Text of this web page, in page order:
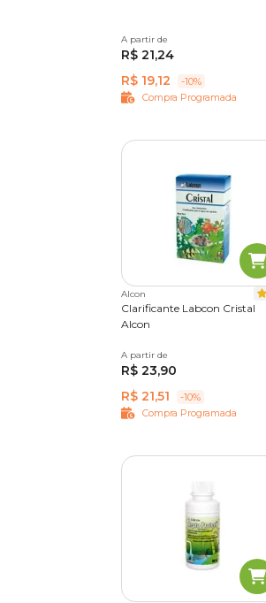
15 ml
A partir de
R$ 21,24
R$ 19,12
-10%
Compra Programada
Alcon
Clarificante Labcon Cristal
Alcon
15 ml
A partir de
R$ 23,90
R$ 21,51
-10%
Compra Programada